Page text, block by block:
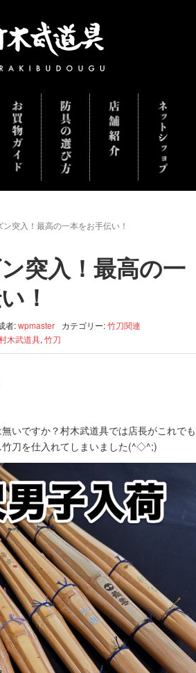
突入！最高の一本をお手伝い！
突入！最高の一
！
者:wpmaster カテゴリー:竹刀関連
木武道具, 竹刀
いですか？村木武道具では店長がこれでも
刀を仕入れてしまいました(^◇^;)